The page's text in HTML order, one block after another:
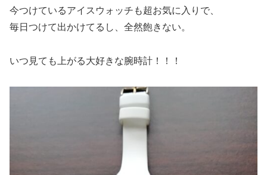
今つけているアイスウォッチも超お気に入りで、
毎日つけて出かけてるし、全然飽きない。
いつ見ても上がる大好きな腕時計！！！